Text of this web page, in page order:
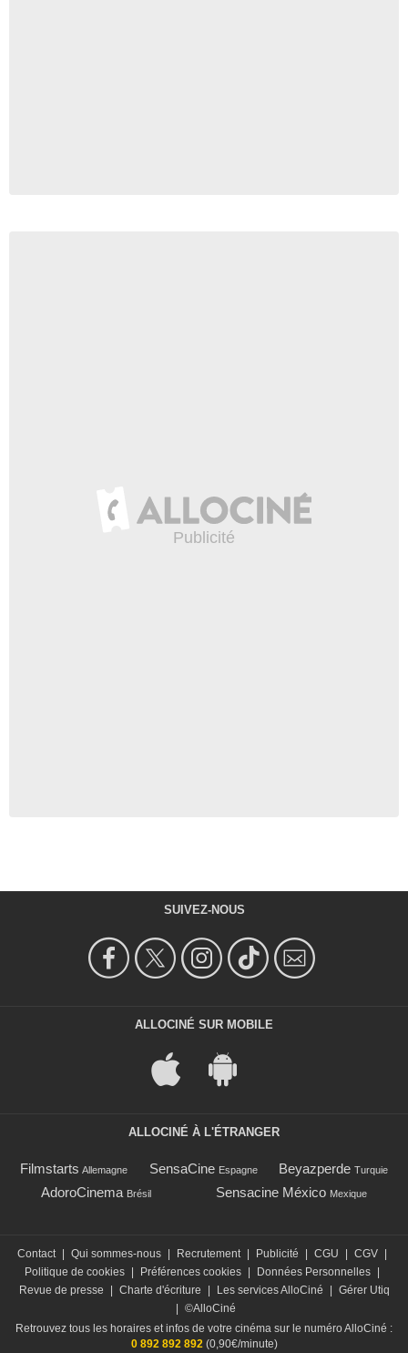
SUIVEZ-NOUS
ALLOCINÉ SUR MOBILE
ALLOCINÉ À L'ÉTRANGER
Filmstarts Allemagne SensaCine Espagne Beyazperde Turquie
AdoroCinema Brésil Sensacine México Mexique
Contact Qui sommes-nous Recrutement Publicité CGU CGV
Politique de cookies
Préférences cookies Données Personnelles
Revue de presse
Charte d'écriture Les services AlloCiné
Gérer Utiq
©AlloCiné
Retrouvez tous les horaires et infos de votre cinéma sur le numéro AlloCiné :
0 892 892 892(0,90€/minute)